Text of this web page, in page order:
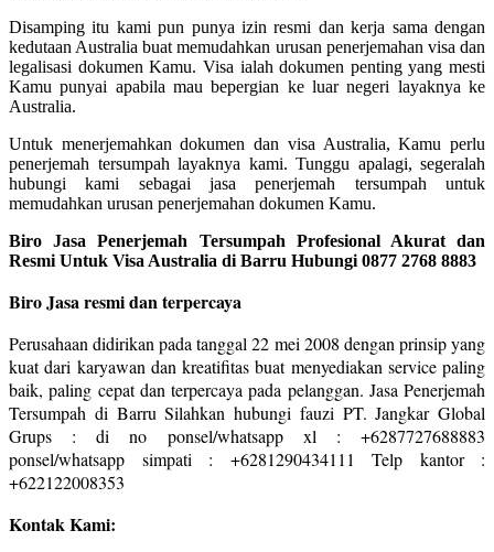
Disamping itu kami pun punya izin resmi dan kerja sama dengan
kedutaan Australia buat memudahkan urusan penerjemahan visa dan
legalisasi dokumen Kamu. Visa ialah dokumen penting yang mesti
Kamu punyai apabila mau bepergian ke luar negeri layaknya ke
Australia.
Untuk menerjemahkan dokumen dan visa Australia, Kamu perlu
penerjemah tersumpah layaknya kami. Tunggu apalagi, segeralah
hubungi kami sebagai jasa penerjemah tersumpah untuk
memudahkan urusan penerjemahan dokumen Kamu.
Biro Jasa Penerjemah Tersumpah Profesional Akurat dan
Resmi Untuk Visa Australia di Barru Hubungi 0877 2768 8883
Biro Jasa resmi dan terpercaya
Perusahaan didirikan pada tanggal 22 mei 2008 dengan prinsip yang
kuat dari karyawan dan kreatifitas buat menyediakan service paling
baik, paling cepat dan terpercaya pada pelanggan. Jasa Penerjemah
Tersumpah di Barru Silahkan hubungi fauzi PT. Jangkar Global
Grups : di no ponsel/whatsapp xl : +6287727688883
ponsel/whatsapp simpati : +6281290434111 Telp kantor :
+622122008353
Kontak Kami: